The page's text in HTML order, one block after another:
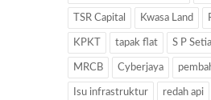
TSR Capital Kwasa Land
KPKT tapak flat S P Setia
MRCB Cyberjaya
Isu infrastruktur redah api